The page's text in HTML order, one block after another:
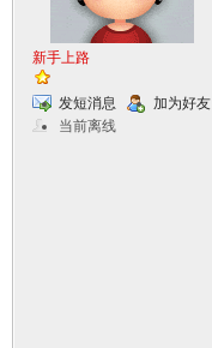
新手上路
发短消息
加为好友
当前离线